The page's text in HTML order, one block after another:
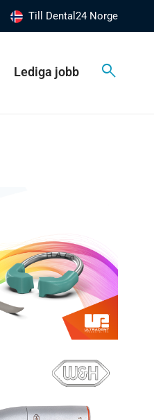
Till Dental24 Norge
Lediga jobb